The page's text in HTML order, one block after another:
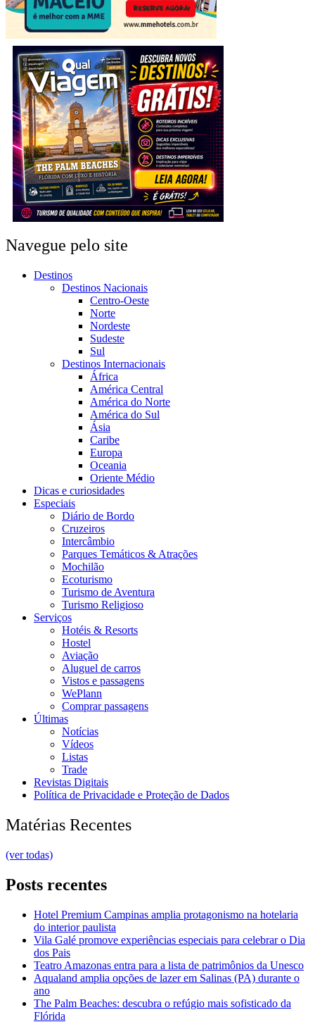
Navegue pelo site
Destinos
Destinos Nacionais
Centro-Oeste
Norte
Nordeste
Sudeste
Sul
Destinos Internacionais
África
América Central
América do Norte
América do Sul
Ásia
Caribe
Europa
Oceania
Oriente Médio
Dicas e curiosidades
Especiais
Diário de Bordo
Cruzeiros
Intercâmbio
Parques Temáticos & Atrações
Mochilão
Ecoturismo
Turismo de Aventura
Turismo Religioso
Serviços
Hotéis & Resorts
Hostel
Aviação
Aluguel de carros
Vistos e passagens
WePlann
Comprar passagens
Últimas
Notícias
Vídeos
Listas
Trade
Revistas Digitais
Política de Privacidade e Proteção de Dados
Matérias Recentes
(ver todas)
Posts recentes
Hotel Premium Campinas amplia protagonismo na hotelaria
do interior paulista
Vila Galé promove experiências especiais para celebrar o Dia
dos Pais
Teatro Amazonas entra para a lista de patrimônios da Unesco
Aqualand amplia opções de lazer em Salinas (PA) durante o
ano
The Palm Beaches: descubra o refúgio mais sofisticado da
Flórida